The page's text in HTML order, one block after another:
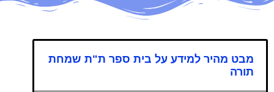
מבט מהיר למידע על בית ספר ת"ת שמחת
תורה